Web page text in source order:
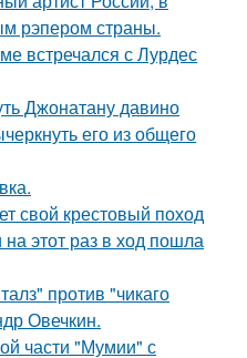
рэпером страны.
встречался с Лурдес
Джонатану давино
его из общего
свой крестовый поход
этот раз в ход пошла
против "чикаго
Овечкин.
части "Мумии" с